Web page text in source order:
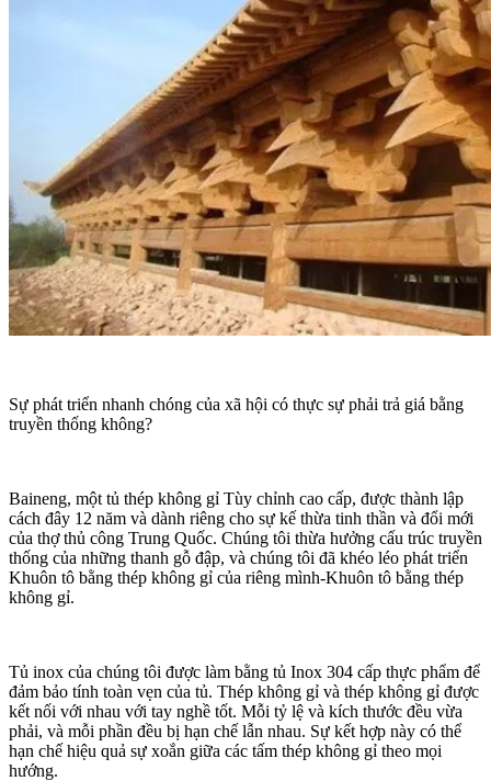
Sự phát triển nhanh chóng của xã hội có thực sự phải trả giá bằng
truyền thống không?
Baineng, một tủ thép không gỉ Tùy chỉnh cao cấp, được thành lập
cách đây 12 năm và dành riêng cho sự kế thừa tinh thần và đổi mới
của thợ thủ công Trung Quốc. Chúng tôi thừa hưởng cấu trúc truyền
thống của những thanh gỗ đập, và chúng tôi đã khéo léo phát triển
Khuôn tô bằng thép không gỉ của riêng mình-Khuôn tô bằng thép
không gỉ.
Tủ inox của chúng tôi được làm bằng tủ Inox 304 cấp thực phẩm để
đảm bảo tính toàn vẹn của tủ. Thép không gỉ và thép không gỉ được
kết nối với nhau với tay nghề tốt. Mỗi tỷ lệ và kích thước đều vừa
phải, và mỗi phần đều bị hạn chế lẫn nhau. Sự kết hợp này có thể
hạn chế hiệu quả sự xoắn giữa các tấm thép không gỉ theo mọi
hướng.